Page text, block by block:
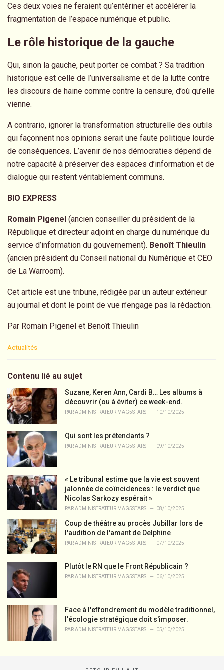
Ces deux voies ne feraient qu’entériner et accélérer la
fragmentation de l’espace numérique et public.
Le rôle historique de la gauche
Qui, sinon la gauche, peut porter ce combat ? Sa tradition
historique est celle de l’universalisme et de la lutte contre
les discours de haine comme contre la censure, d’où qu’elle
vienne.
A contrario, ignorer la transformation structurelle des outils
qui façonnent nos opinions serait une faute politique lourde
de conséquences. L’avenir de nos démocraties dépend de
notre capacité à préserver des espaces d’information et de
dialogue qui restent véritablement communs.
BIO EXPRESS
Romain Pigenel (ancien conseiller du président de la
République et directeur adjoint en charge du numérique du
service d’information du gouvernement). Benoît Thieulin
(ancien président du Conseil national du Numérique et CEO
de La Warroom).
Cet article est une tribune, rédigée par un auteur extérieur
au journal et dont le point de vue n’engage pas la rédaction.
Par Romain Pigenel et Benoît Thieulin
C
e
o
r
i
e
:
Actualités
Contenu lié au sujet
Suzane, Keren Ann, Cardi B… Les albums à
découvrir (ou à éviter) ce week-end.
PARADMINISTRATEUR MAG5STARS 10/10/2025
Qui sont les prétendants ?
PARADMINISTRATEUR MAG5STARS 09/10/2025
« Le tribunal estime que la vie est souvent
jalonnée de coïncidences : le verdict que
Nicolas Sarkozy espérait »
PARADMINISTRATEUR MAG5STARS 08/10/2025
Coup de théâtre au procès Jubillar lors de
l'audition de l'amant de Delphine
PARADMINISTRATEUR MAG5STARS 07/10/2025
Plutôt le RN que le Front Républicain ?
PARADMINISTRATEUR MAG5STARS 06/10/2025
Face à l'effondrement du modèle traditionnel,
l'écologie stratégique doit s'imposer.
PARADMINISTRATEUR MAG5STARS 05/10/2025